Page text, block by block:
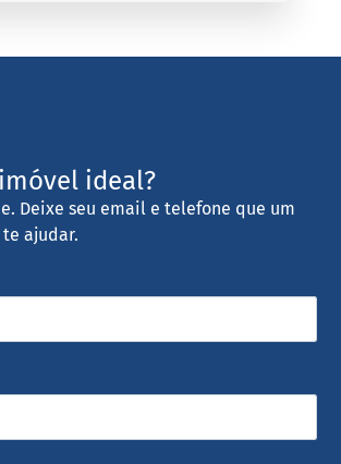
ideal?
Deixe seu email e telefone que um
ajudar.